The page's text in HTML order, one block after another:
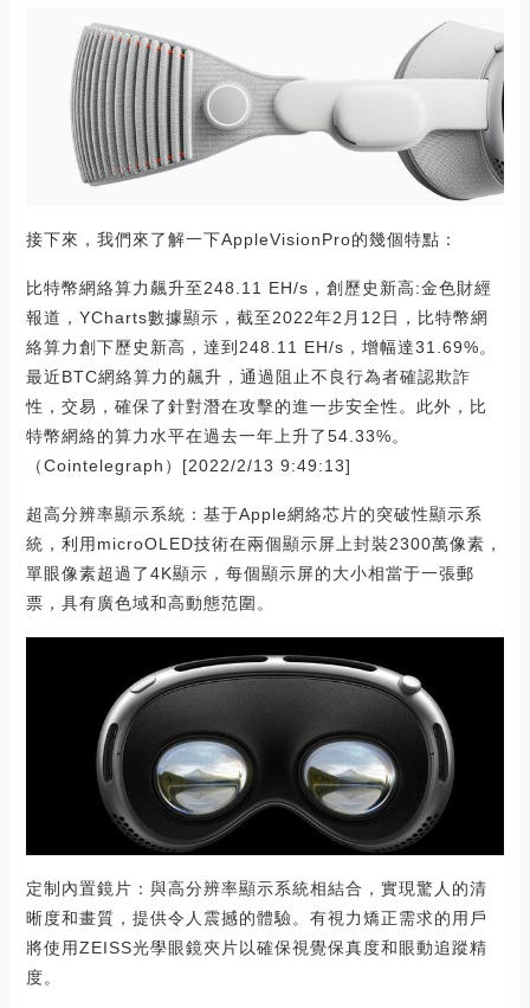
接下來，我們來了解一下AppleVisionPro的幾個特點：
比特幣網絡算力飆升至248.11 EH/s，創歷史新高:金色財經
報道，YCharts數據顯示，截至2022年2月12日，比特幣網
絡算力創下歷史新高，達到248.11 EH/s，增幅達31.69%。
最近BTC網絡算力的飆升，通過阻止不良行為者確認欺詐
性，交易，確保了針對潛在攻擊的進一步安全性。此外，比
特幣網絡的算力水平在過去一年上升了54.33%。
（Cointelegraph）[2022/2/13 9:49:13]
超高分辨率顯示系統：基于Apple網絡芯片的突破性顯示系
統，利用microOLED技術在兩個顯示屏上封裝2300萬像素，
單眼像素超過了4K顯示，每個顯示屏的大小相當于一張郵
票，具有廣色域和高動態范圍。
定制內置鏡片：與高分辨率顯示系統相結合，實現驚人的清
晰度和畫質，提供令人震撼的體驗。有視力矯正需求的用戶
將使用ZEISS光學眼鏡夾片以確保視覺保真度和眼動追蹤精
度。